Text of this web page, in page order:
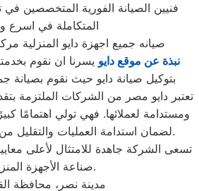
فنيين الصيانة الفورية المتخصصين في
المتكاملة في اسرع
صيانه جميع اجهزة دايو المنزلية
نبذة عن موقع دايو يسرنا ان نقوم
بتوكيل صيانة دايو حيث نقوم بصيانة
تعتبر دايو مصر من الشركات الملتزمة
ومستدامة لعملائها. فهي تولي اهتمامًا
لضمان استدامة العمليات والتقليل من الآثار البيئية السلبية.
تسعى الشركة جاهدة للامتثال لأعلى
صناعة الأجهزة المنزلية.
مدينة نصر، محافظة